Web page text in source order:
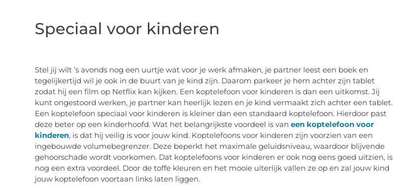
Speciaal voor kinderen
Stel jij wilt ’s avonds nog een uurtje wat voor je werk afmaken, je partner leest een boek en
tegelijkertijd wil je ook in de buurt van je kind zijn. Daarom parkeer je hem achter zijn tablet
zodat hij een film op Netflix kan kijken. Een koptelefoon voor kinderen is dan een uitkomst. Jij
kunt ongestoord werken, je partner kan heerlijk lezen en je kind vermaakt zich achter een tablet.
Een koptelefoon speciaal voor kinderen is kleiner dan een standaard koptelefoon. Hierdoor past
deze beter op een kinderhoofd. Wat het belangrijkste voordeel is van een koptelefoon voor
kinderen, is dat hij veilig is voor jouw kind. Koptelefoons voor kinderen zijn voorzien van een
ingebouwde volumebegrenzer. Deze beperkt het maximale geluidsniveau, waardoor blijvende
gehoorschade wordt voorkomen. Dat koptelefoons voor kinderen er ook nog eens goed uitzien, is
nog een extra voordeel. Door de toffe kleuren en het mooie uiterlijk vallen ze op en zal jouw kind
jouw koptelefoon voortaan links laten liggen.